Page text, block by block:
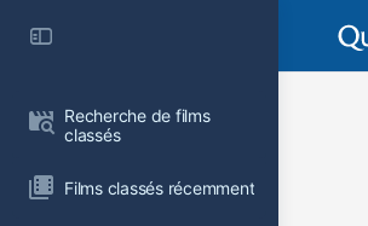
Recherche de films
classés
Films classés récemment